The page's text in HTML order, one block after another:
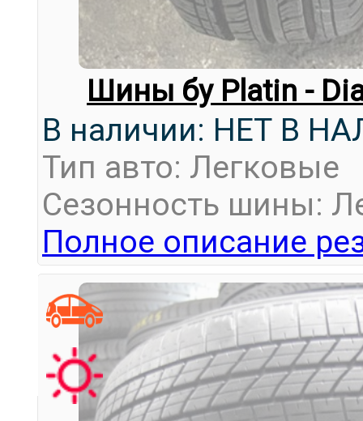
Шины бу Platin -
В наличии: НЕТ В
Тип авто: Легковые
Сезонность шины:
Полное описание